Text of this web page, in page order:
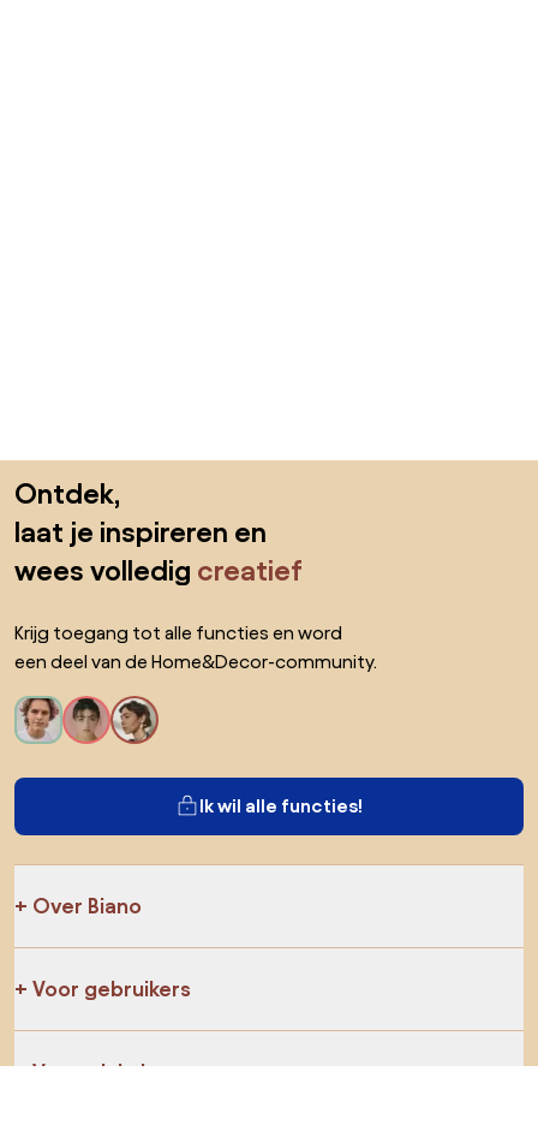
Ontdek,
laat je inspireren en
wees volledig creatief
Krijg toegang tot alle functies en word
een deel van de Home&Decor-community.
Ik wil alle functies!
Over Biano
Voor gebruikers
Voor winkels